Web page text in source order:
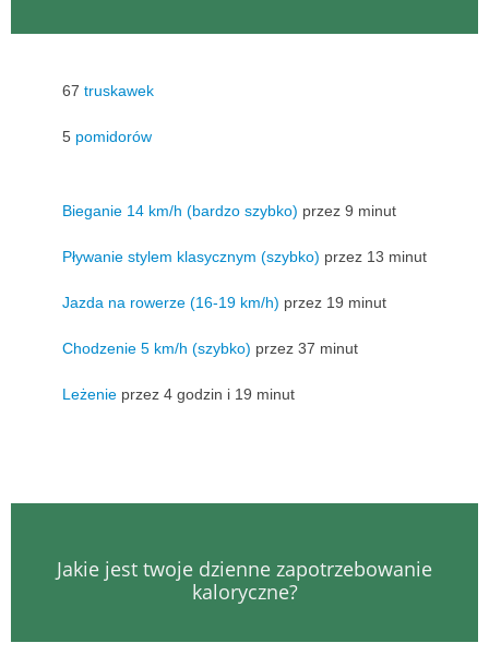
67 truskawek
5 pomidorów
Bieganie 14 km/h (bardzo szybko) przez 9 minut
Pływanie stylem klasycznym (szybko) przez 13 minut
Jazda na rowerze (16-19 km/h) przez 19 minut
Chodzenie 5 km/h (szybko) przez 37 minut
Leżenie przez 4 godzin i 19 minut
Jakie jest twoje dzienne zapotrzebowanie
kaloryczne?